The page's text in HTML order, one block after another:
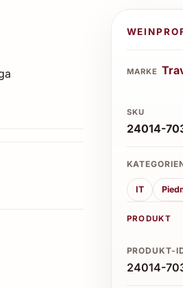
MARKE
SKU
24014-
IT
PRODUKT
PRODUKT-
24014-